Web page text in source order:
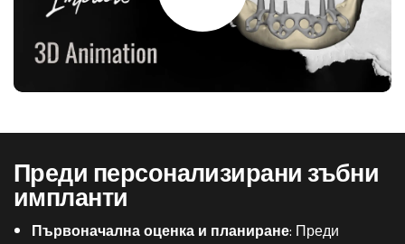
Преди персонализирани зъбни
импланти
Първоначална оценка и планиране: Преди